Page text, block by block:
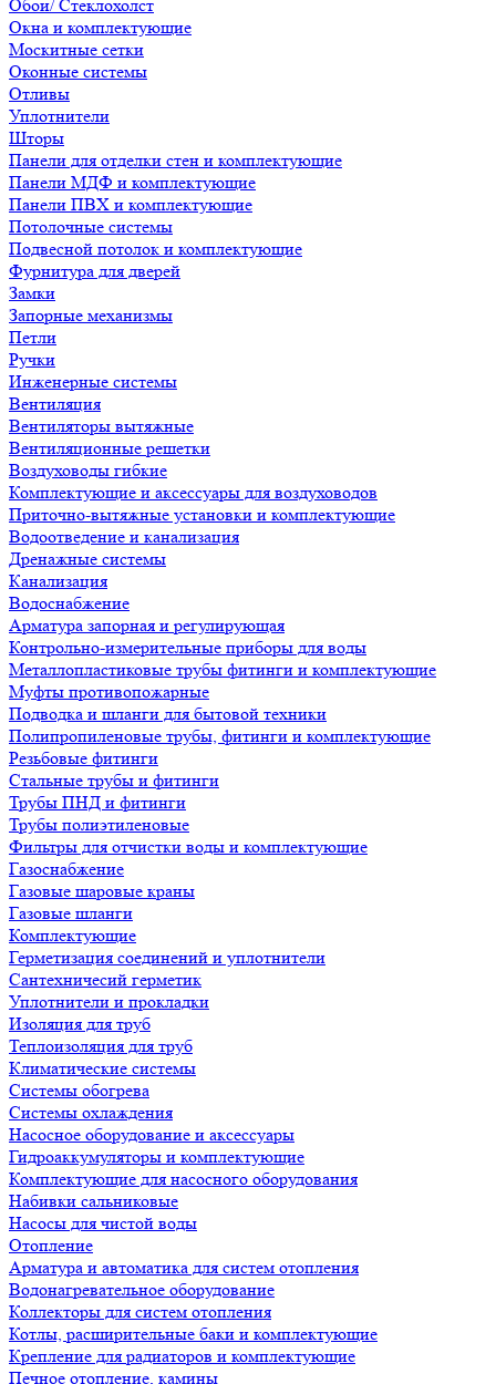
Обои/ Стеклохолст
Окна и комплектующие
Москитные сетки
Оконные системы
Отливы
Уплотнители
Шторы
Панели для отделки стен и комплектующие
Панели МДФ и комплектующие
Панели ПВХ и комплектующие
Потолочные системы
Подвесной потолок и комплектующие
Фурнитура для дверей
Замки
Запорные механизмы
Петли
Ручки
Инженерные системы
Вентиляция
Вентиляторы вытяжные
Вентиляционные решетки
Воздуховоды гибкие
Комплектующие и аксессуары для воздуховодов
Приточно-вытяжные установки и комплектующие
Водоотведение и канализация
Дренажные системы
Канализация
Водоснабжение
Арматура запорная и регулирующая
Контрольно-измерительные приборы для воды
Металлопластиковые трубы фитинги и комплектующие
Муфты противопожарные
Подводка и шланги для бытовой техники
Полипропиленовые трубы, фитинги и комплектующие
Резьбовые фитинги
Стальные трубы и фитинги
Трубы ПНД и фитинги
Трубы полиэтиленовые
Фильтры для отчистки воды и комплектующие
Газоснабжение
Газовые шаровые краны
Газовые шланги
Комплектующие
Герметизация соединений и уплотнители
Сантехничесий герметик
Уплотнители и прокладки
Изоляция для труб
Теплоизоляция для труб
Климатические системы
Системы обогрева
Системы охлаждения
Насосное оборудование и аксессуары
Гидроаккумуляторы и комплектующие
Комплектующие для насосного оборудования
Набивки сальниковые
Насосы для чистой воды
Отопление
Арматура и автоматика для систем отопления
Водонагревательное оборудование
Коллекторы для систем отопления
Котлы, расширительные баки и комплектующие
Крепление для радиаторов и комплектующие
Печное отопление, камины